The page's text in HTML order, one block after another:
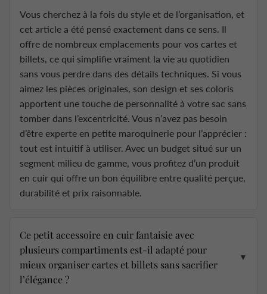
Vous cherchez à la fois du style et de l’organisation, et
cet article a été pensé exactement dans ce sens. Il
offre de nombreux emplacements pour vos cartes et
billets, ce qui simplifie vraiment la vie au quotidien
sans vous perdre dans des détails techniques. Si vous
aimez les pièces originales, son design et ses coloris
apportent une touche de personnalité à votre sac sans
tomber dans l’excentricité. Vous n’avez pas besoin
d’être experte en petite maroquinerie pour l’apprécier :
tout est intuitif à utiliser. Avec un budget situé sur un
segment milieu de gamme, vous profitez d’un produit
en cuir qui offre un bon équilibre entre qualité perçue,
durabilité et prix raisonnable.
Ce petit accessoire en cuir fantaisie avec
plusieurs compartiments est-il adapté pour
mieux organiser cartes et billets sans sacrifier
l’élégance ?
▼